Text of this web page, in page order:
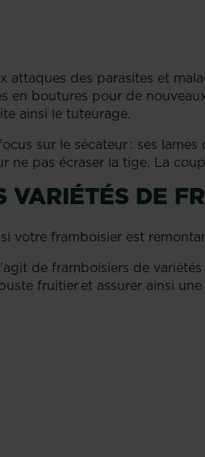
attaques des parasites et
en boutures pour de
ainsi le tuteurage.
sur le sécateur : ses
pas écraser la tige. La
VARIÉTÉS DE
votre framboisier est
de framboisiers de
fruitier et assurer ainsi